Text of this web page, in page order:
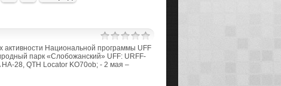
активности Национальной программы UFF
парк «Слобожанский» UFF: URFF-
28, QTH Locator KO70ob; - 2 мая –